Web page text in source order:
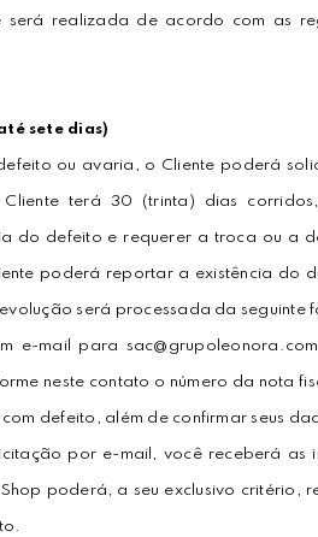
realizada de acordo com as
sete dias)
ou avaria, o Cliente poderá
terá 30 (trinta) dias
do defeito e requerer a troca ou a
poderá reportar a existência do
será processada da seguinte
e-mail para
neste contato o número da nota
defeito, além de confirmar seus
por e-mail, você receberá as
poderá, a seu exclusivo critério,